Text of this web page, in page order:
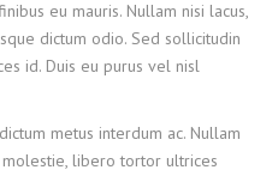
eu mauris. Nullam nisi lacus,
dictum odio. Sed sollicitudin
id. Duis eu purus vel nisl
metus interdum ac. Nullam
libero tortor ultrices